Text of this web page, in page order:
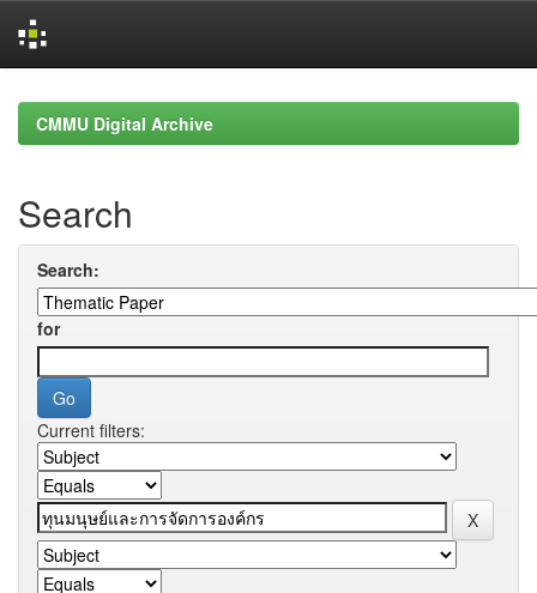
navigationCMMU Digital Archive
Search
Search:
for
Current filters: